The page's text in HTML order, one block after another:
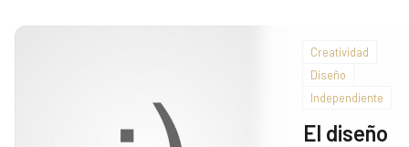
Creatividad
Diseño
Independiente
El diseño